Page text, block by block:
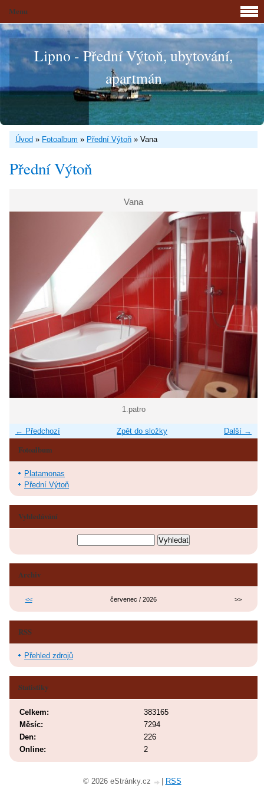
Lipno - Přední Výtoň, ubytování,
apartmán
Úvod » Fotoalbum » Přední Výtoň » Vana
Přední Výtoň
Vana
1.patro
← Předchozí Další →
Zpět do složky
Menu
Fotoalbum
Platamonas
Přední Výtoň
Vyhledávání
Archiv
<< červenec / 2026 >>
RSS
Přehled zdrojů
Statistiky
Online: 2
Celkem:
383165
Měsíc:
7294
Den:
226
© 2026 eStránky.cz RSS